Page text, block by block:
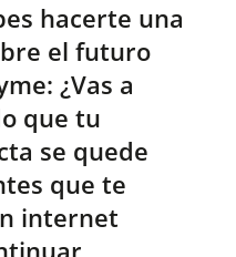
hacerte una
el futuro
¿Vas a
que tu
se quede
que te
internet